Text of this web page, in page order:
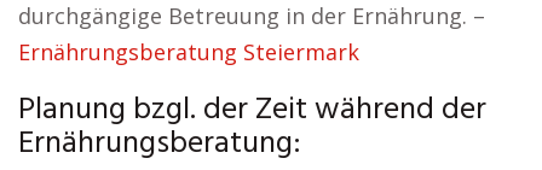
durchgängige Betreuung in der Ernährung. –
Ernährungsberatung Steiermark
Planung bzgl. der Zeit während der
Ernährungsberatung: